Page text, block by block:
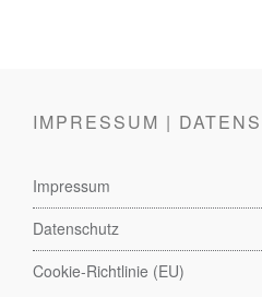
IMPRESSUM |
Impressum
Datenschutz
Cookie-Richtlinie (EU)